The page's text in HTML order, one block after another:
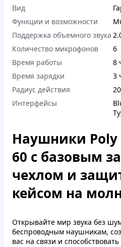
Вид
Функции и возможности
Поддержка объемного звука
Количество микрофонов
6
Время работы
8
Время зарядки
3
Радиус действия
Интерфейсы
Наушники Poly
60 с базовым
чехлом и
кейсом на
Открывайте мир звука без
беспроводным наушникам,
вас на связи и